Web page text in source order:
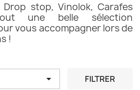
stop, Vinolok, Carafes
une belle sélection
vous accompagner lors de
!
 FILTRER